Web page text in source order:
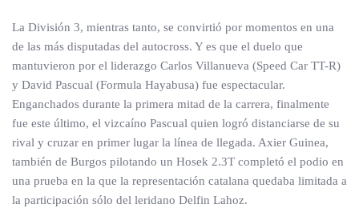
La División 3, mientras tanto, se convirtió por momentos en una
de las más disputadas del autocross. Y es que el duelo que
mantuvieron por el liderazgo Carlos Villanueva (Speed ​​Car TT-R)
y David Pascual (Formula Hayabusa) fue espectacular.
Enganchados durante la primera mitad de la carrera, finalmente
fue este último, el vizcaíno Pascual quien logró distanciarse de su
rival y cruzar en primer lugar la línea de llegada. Axier Guinea,
también de Burgos pilotando un Hosek 2.3T completó el podio en
una prueba en la que la representación catalana quedaba limitada a
la participación sólo del leridano Delfin Lahoz.